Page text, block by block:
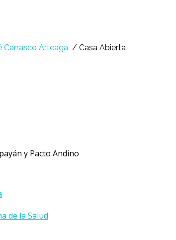
Carrasco Arteaga / Casa Abierta
y Pacto Andino
de la Salud